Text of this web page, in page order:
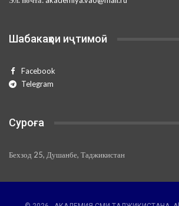
Шабакаҳои иҷтимоӣ
Facebook
Telegram
Суроға
Бехзод 25, Душанбе, Таджикистан